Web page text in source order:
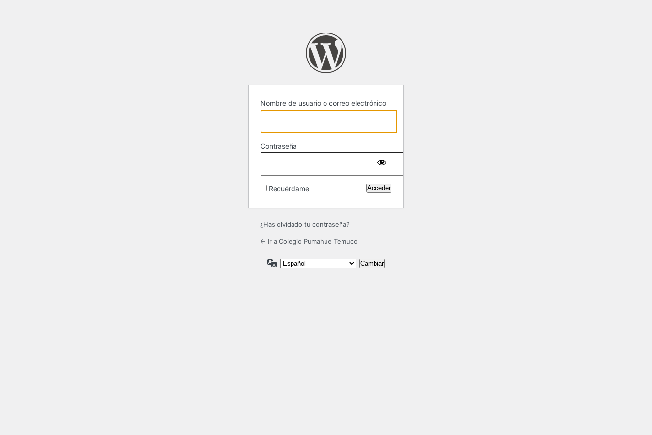
Nombre de usuario o correo electrónico
Contraseña
Recuérdame
¿Has olvidado tu contraseña?
← Ir a Colegio Pumahue Temuco
Idioma